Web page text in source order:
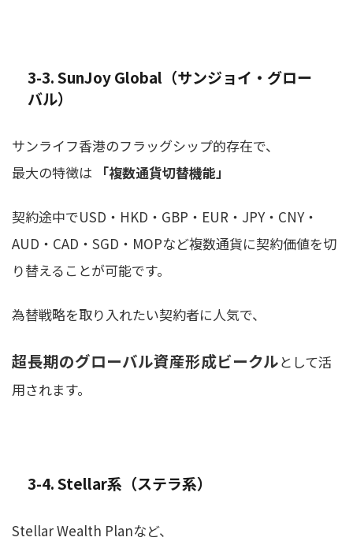
3-3. SunJoy Global（サンジョイ・グロー
バル）
サンライフ香港のフラッグシップ的存在で、
最大の特徴は 「複数通貨切替機能」
契約途中でUSD・HKD・GBP・EUR・JPY・CNY・
AUD・CAD・SGD・MOPなど複数通貨に契約価値を切
り替えることが可能です。
為替戦略を取り入れたい契約者に人気で、
超長期のグローバル資産形成ビークルとして活
用されます。
3-4. Stellar系（ステラ系）
Stellar Wealth Planなど、